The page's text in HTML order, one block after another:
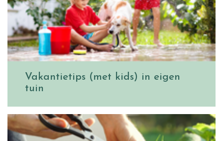
Vakantietips (met kids) in eigen
tuin